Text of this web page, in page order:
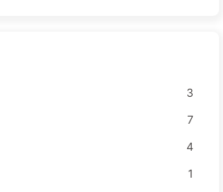
3
7
4
1